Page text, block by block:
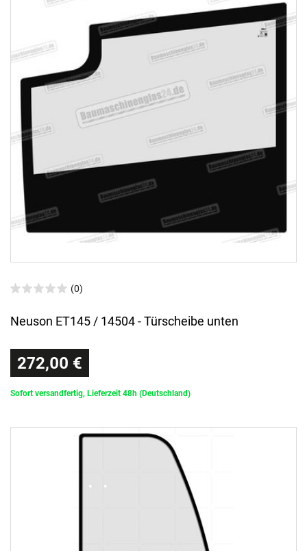
(0)
Neuson ET145 / 14504 - Türscheibe unten
272,00 €
Sofort versandfertig, Lieferzeit 48h (Deutschland)